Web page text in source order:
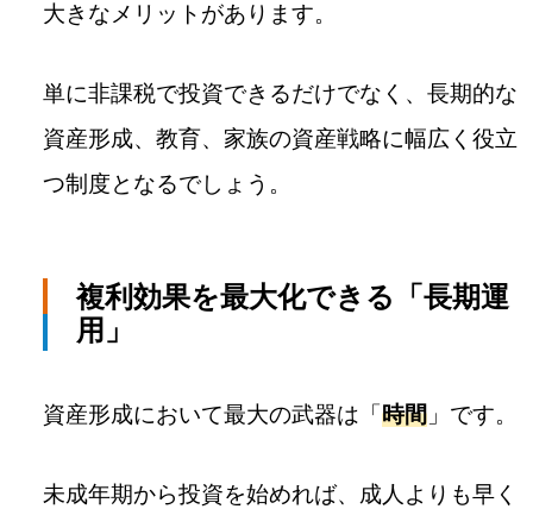
大きなメリットがあります。
単に非課税で投資できるだけでなく、長期的な
資産形成、教育、家族の資産戦略に幅広く役立
つ制度となるでしょう。
複利効果を最大化できる「長期運
用」
資産形成において最大の武器は「 時間 」です。
未成年期から投資を始めれば、成人よりも早く